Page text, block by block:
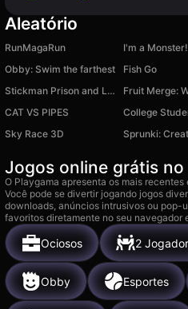
Aleatório
RunMagaRun I'm a Monster!
Obby: Swim the farthest
Fish Go
Stickman Prison and Love
CAT VS PIPES
Sky Race 3D
Sprunki:
Jogos online grátis no
O Playgama apresenta os mais
Você pode se divertir jogando jogos
downloads, anúncios intrusivos ou pop-
favoritos diretamente no seu navegador
Ociosos 2
Obby Esportes